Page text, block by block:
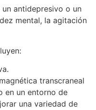
antidepresivo o un
mental, la agitación
transcraneal
en un entorno de
una variedad de